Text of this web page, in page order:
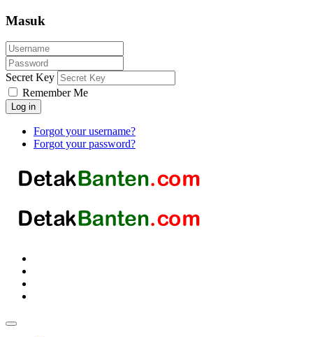
Masuk
Secret Key
Remember Me
Log in
Forgot your username?
Forgot your password?